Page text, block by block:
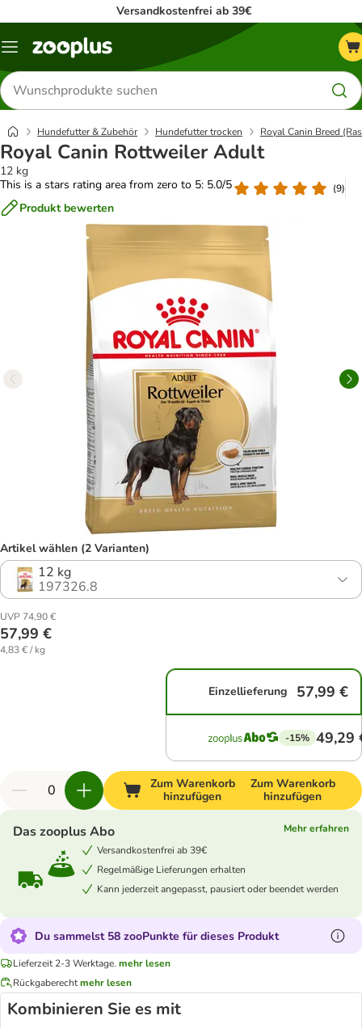
Versandkostenfrei ab 39€
Menü
Produkte
suchen
Hundefutter & Zubehör Hundefutter trocken Royal Canin Breed
Royal Canin Rottweiler Adult
12 kg
This is a stars rating area from zero to 5: 5.0/5
(9)
Produkt bewerten
Artikel wählen (2 Varianten)
12 kg
197326.8
UVP 74,90 €
57,99 €
4,83 € / kg
Einzellieferung 57,99 €
-15% 49,29
Zum Warenkorb
hinzufügen
Zum Warenkorb
hinzufügen
Das zooplus Abo
Mehr erfahren
Versandkostenfrei ab 39€
Regelmäßige Lieferungen erhalten
Kann jederzeit angepasst, pausiert oder beendet werden
Du sammelst 58 zooPunkte für dieses Produkt
Lieferzeit 2-3 Werktage. mehr lesen
Rückgaberechtmehr lesen
Kombinieren Sie es mit